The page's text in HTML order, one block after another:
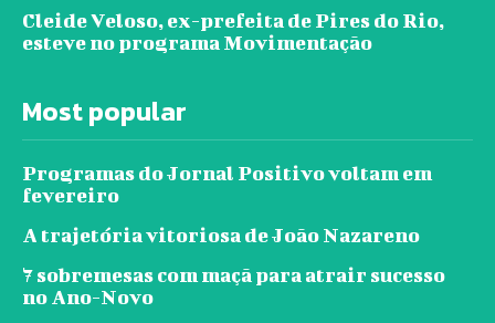
Cleide Veloso, ex-prefeita de Pires do Rio,
esteve no programa Movimentação
Most popular
Programas do Jornal Positivo voltam em
fevereiro
A trajetória vitoriosa de João Nazareno
7 sobremesas com maçã para atrair sucesso
no Ano-Novo